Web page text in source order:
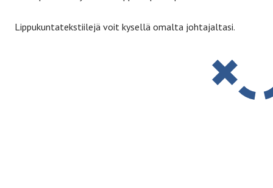
Lippukuntatekstiilejä voit kysellä omalta johtajaltasi.